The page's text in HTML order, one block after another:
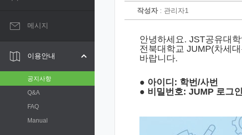
메시지
이용안내
공지사항
Q&A
FAQ
Manual
작성자: 관리자1
안녕하세요. JST공유대
전북대학교 JUMP(차세
바랍니다.
● 아이디: 학번/사번
● 비밀번호: JUMP 로그